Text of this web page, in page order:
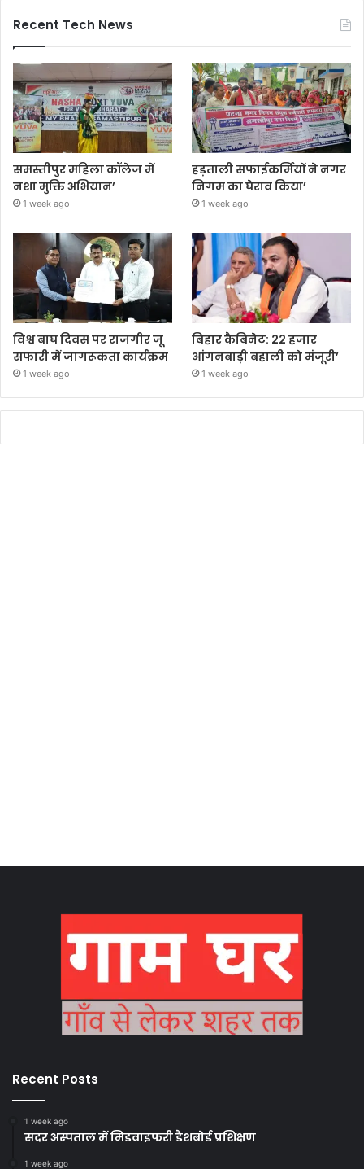
Recent Tech News
समस्तीपुर महिला कॉलेज में
नशा मुक्ति अभियान’
1 week ago
हड़ताली सफाईकर्मियों ने नगर
निगम का घेराव किया’
1 week ago
विश्व बाघ दिवस पर राजगीर जू
सफारी में जागरूकता कार्यक्रम
1 week ago
बिहार कैबिनेट: 22 हजार
आंगनबाड़ी बहाली को मंजूरी’
1 week ago
Recent Posts
1 week ago
सदर अस्पताल में मिडवाइफरी डैशबोर्ड प्रशिक्षण
1 week ago